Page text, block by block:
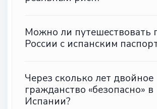
Можно ли путешествовать
России с испанским
Через сколько лет двойное
гражданство «безопасно» в
Испании?